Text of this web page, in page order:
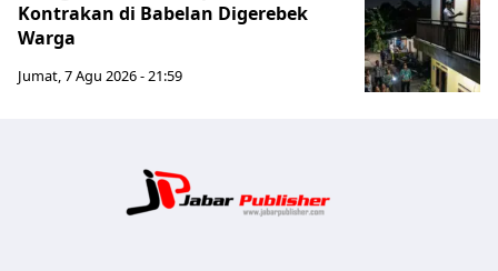
Kontrakan di Babelan Digerebek
Warga
Jumat, 7 Agu 2026 - 21:59